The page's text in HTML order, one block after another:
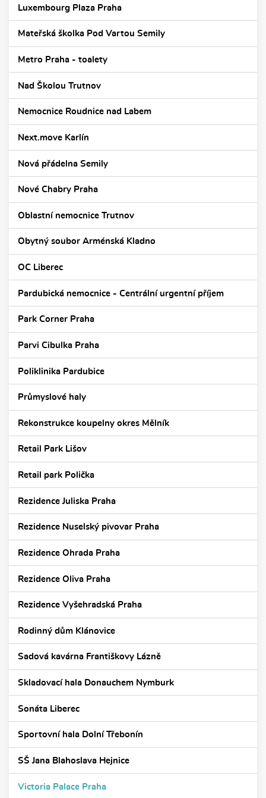
Luxembourg Plaza Praha
Mateřská školka Pod Vartou Semily
Metro Praha - toalety
Nad Školou Trutnov
Nemocnice Roudnice nad Labem
Next.move Karlín
Nová přádelna Semily
Nové Chabry Praha
Oblastní nemocnice Trutnov
Obytný soubor Arménská Kladno
OC Liberec
Pardubická nemocnice - Centrální urgentní příjem
Park Corner Praha
Parvi Cibulka Praha
Poliklinika Pardubice
Průmyslové haly
Rekonstrukce koupelny okres Mělník
Retail Park Lišov
Retail park Polička
Rezidence Juliska Praha
Rezidence Nuselský pivovar Praha
Rezidence Ohrada Praha
Rezidence Oliva Praha
Rezidence Vyšehradská Praha
Rodinný dům Klánovice
Sadová kavárna Františkovy Lázně
Skladovací hala Donauchem Nymburk
Sonáta Liberec
Sportovní hala Dolní Třebonín
SŠ Jana Blahoslava Hejnice
Victoria Palace Praha